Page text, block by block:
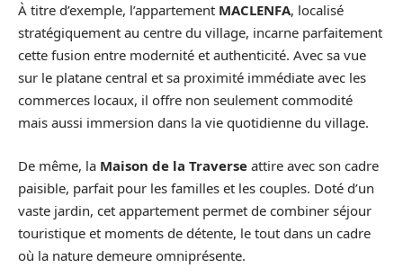
À titre d’exemple, l’appartement MACLENFA, localisé
stratégiquement au centre du village, incarne parfaitement
cette fusion entre modernité et authenticité. Avec sa vue
sur le platane central et sa proximité immédiate avec les
commerces locaux, il offre non seulement commodité
mais aussi immersion dans la vie quotidienne du village.
De même, la Maison de la Traverse attire avec son cadre
paisible, parfait pour les familles et les couples. Doté d’un
vaste jardin, cet appartement permet de combiner séjour
touristique et moments de détente, le tout dans un cadre
où la nature demeure omniprésente.